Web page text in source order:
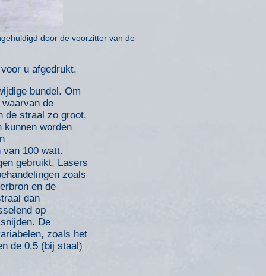
door de voorzitter van de
u afgedrukt.
bundel. Om
de
de straal zo groot,
kunnen worden
van 100 watt.
gebruikt. Lasers
zoals
en de
dan
op
De
zoals het
de 0,5 (bij staal)